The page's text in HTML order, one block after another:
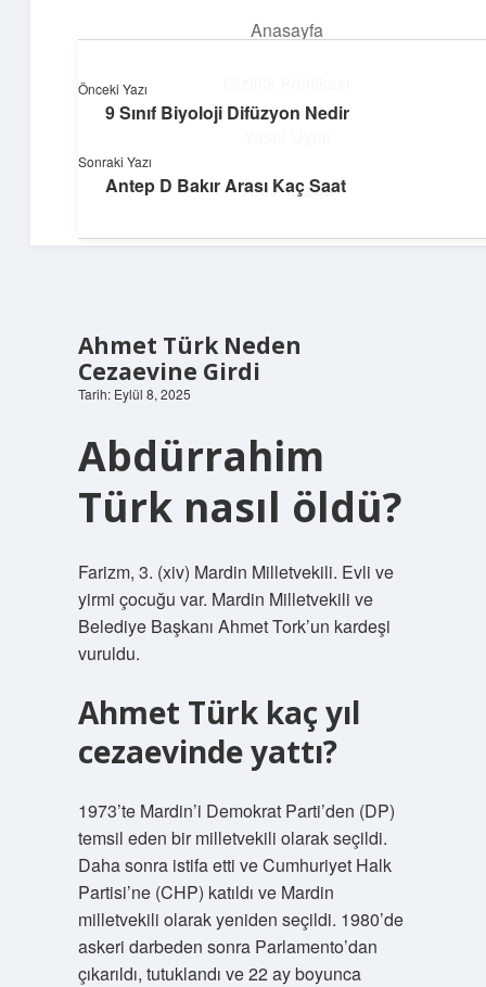
Anasayfa
Hakkımızda
Huzurlu Yaşam Tüyoları
Hayatına ferahlık katan öneriler!
Ahmet Türk Neden
Cezaevine Girdi
Tarih: Eylül 8, 2025
Abdürrahim
Türk nasıl öldü?
Farizm, 3. (xiv) Mardin Milletvekili. Evli ve
yirmi çocuğu var. Mardin Milletvekili ve
Belediye Başkanı Ahmet Tork’un kardeşi
vuruldu.
Ahmet Türk kaç yıl
cezaevinde yattı?
1973’te Mardin’i Demokrat Parti’den (DP)
temsil eden bir milletvekili olarak seçildi.
Daha sonra istifa etti ve Cumhuriyet Halk
Partisi’ne (CHP) katıldı ve Mardin
milletvekili olarak yeniden seçildi. 1980’de
askeri darbeden sonra Parlamento’dan
çıkarıldı, tutuklandı ve 22 ay boyunca
Önceki Yazı
9 Sınıf Biyoloji Difüzyon Nedir
Sonraki Yazı
Antep D Bakır Arası Kaç Saat